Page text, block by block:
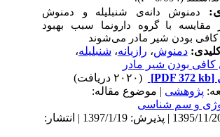
دمنوش دانه‌ی شنبلیله و دمنوش
با گروه دارونما سبب بهبود
بودن شیر مادر می‌شوند
دمنوش،رازیانه ،شنبلیله،
بودن شیر مادر
(۲۰۲۰ دریافت)
پژوهشی| موضوع مقاله:
و سم شناسی
دریافت: 1395/11/20 | پذیرش: 1397/1/19 | انتشار: